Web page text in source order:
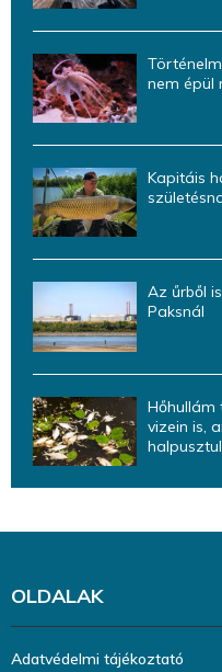
nem épül
Kapitáis
Az űrből
Paksnál
Hőhullám
vizein is,
OLDALAK
Adatvédelmi tájékoztató